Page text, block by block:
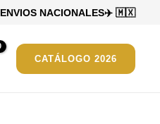
ENVIOS NACIONALES✈️ 🇲🇽
CATÁLOGO 2026